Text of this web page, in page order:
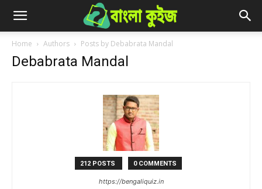
Home Authors Posts by Debabrata Mandal
Debabrata Mandal
212 POSTS 0 COMMENTS
https://bengaliquiz.in